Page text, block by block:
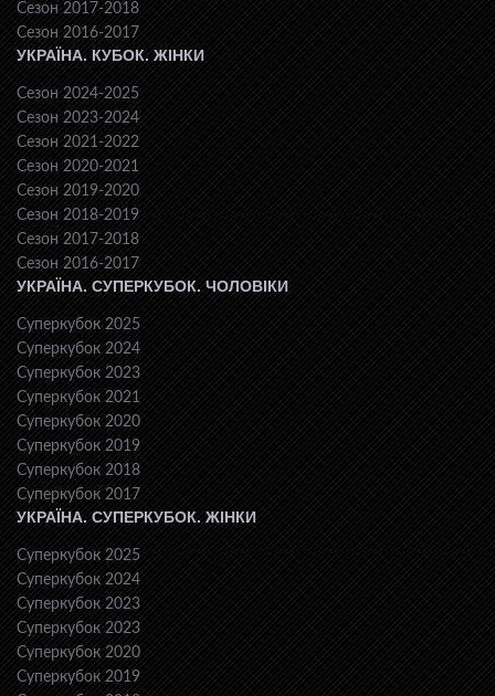
Сезон 2017-2018
Сезон 2016-2017
УКРАЇНА. КУБОК. ЖІНКИ
Сезон 2024-2025
Сезон 2023-2024
Сезон 2021-2022
Сезон 2020-2021
Сезон 2019-2020
Сезон 2018-2019
Сезон 2017-2018
Сезон 2016-2017
УКРАЇНА. СУПЕРКУБОК. ЧОЛОВІКИ
Суперкубок 2025
Суперкубок 2024
Суперкубок 2023
Суперкубок 2021
Суперкубок 2020
Суперкубок 2019
Суперкубок 2018
Суперкубок 2017
УКРАЇНА. СУПЕРКУБОК. ЖІНКИ
Суперкубок 2025
Суперкубок 2024
Суперкубок 2023
Суперкубок 2023
Суперкубок 2020
Суперкубок 2019